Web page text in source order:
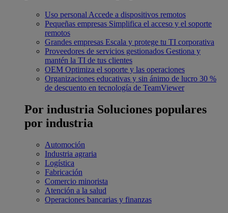
Uso personal Accede a dispositivos remotos
Pequeñas empresas Simplifica el acceso y el soporte
remotos
Grandes empresas Escala y protege tu TI corporativa
Proveedores de servicios gestionados Gestiona y
mantén la TI de tus clientes
OEM Optimiza el soporte y las operaciones
Organizaciones educativas y sin ánimo de lucro 30 %
de descuento en tecnología de TeamViewer
Por industria Soluciones populares
por industria
Automoción
Industria agraria
Logística
Fabricación
Comercio minorista
Atención a la salud
Operaciones bancarias y finanzas